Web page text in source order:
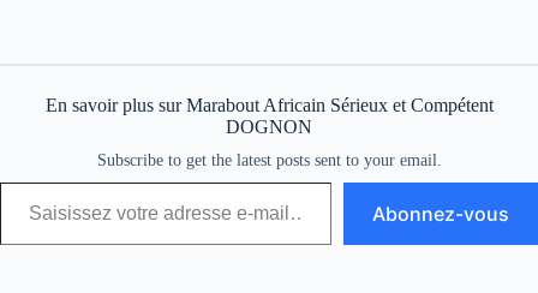
En savoir plus sur Marabout Africain Sérieux et Compétent
DOGNON
Subscribe to get the latest posts sent to your email.
Abonnez-vous